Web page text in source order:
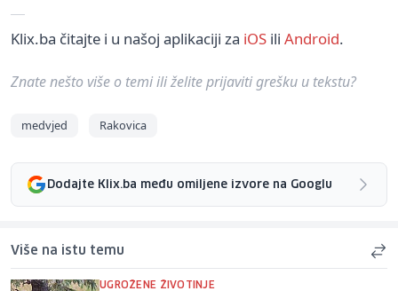
Klix.ba čitajte i u našoj aplikaciji za iOS ili Android.
Znate nešto više o temi ili želite prijaviti grešku u tekstu?
medvjed Rakovica
Dodajte Klix.ba među omiljene izvore na Googlu
Više na istu temu
UGROŽENE ŽIVOTINJE